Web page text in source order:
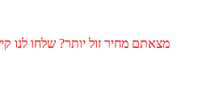
מצאתם מחיר זול יותר? שלחו לנו